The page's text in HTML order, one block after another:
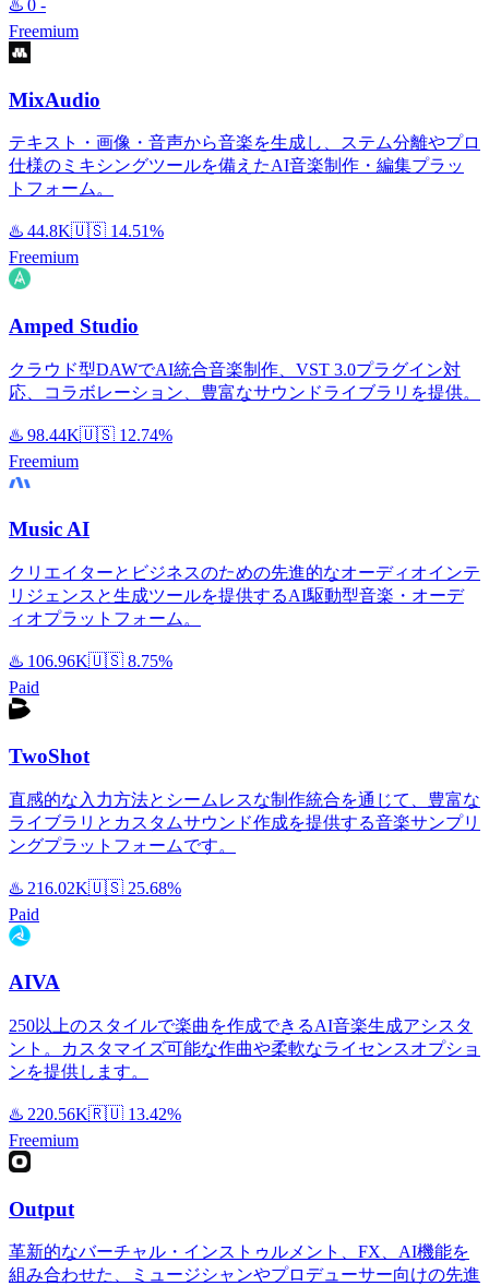
♨️ 0 -
Freemium
MixAudio
テキスト・画像・音声から音楽を生成し、ステム分離やプロ
仕様のミキシングツールを備えたAI音楽制作・編集プラッ
トフォーム。
♨️ 44.8K🇺🇸 14.51%
Freemium
Amped Studio
クラウド型DAWでAI統合音楽制作、VST 3.0プラグイン対
応、コラボレーション、豊富なサウンドライブラリを提供。
♨️ 98.44K🇺🇸 12.74%
Freemium
Music AI
クリエイターとビジネスのための先進的なオーディオインテ
リジェンスと生成ツールを提供するAI駆動型音楽・オーデ
ィオプラットフォーム。
♨️ 106.96K🇺🇸 8.75%
Paid
TwoShot
直感的な入力方法とシームレスな制作統合を通じて、豊富な
ライブラリとカスタムサウンド作成を提供する音楽サンプリ
ングプラットフォームです。
♨️ 216.02K🇺🇸 25.68%
Paid
AIVA
250以上のスタイルで楽曲を作成できるAI音楽生成アシスタ
ント。カスタマイズ可能な作曲や柔軟なライセンスオプショ
ンを提供します。
♨️ 220.56K🇷🇺 13.42%
Freemium
Output
革新的なバーチャル・インストゥルメント、FX、AI機能を
組み合わせた、ミュージシャンやプロデューサー向けの先進